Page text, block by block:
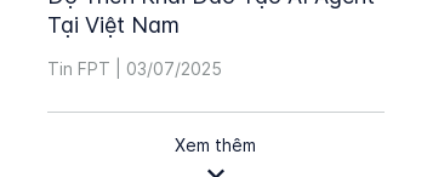
Tại Việt Nam
Tin FPT | 03/07/2025
Xem thêm